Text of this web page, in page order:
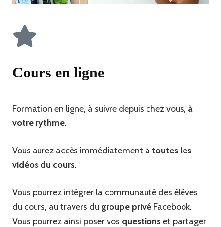
Cours en ligne
Formation en ligne, à suivre depuis chez vous, à
votre rythme.
Vous aurez accès immédiatement à toutes les
vidéos du cours.
Vous pourrez intégrer la communauté des élèves
du cours, au travers du groupe privé Facebook.
Vous pourrez ainsi poser vos questionset partager